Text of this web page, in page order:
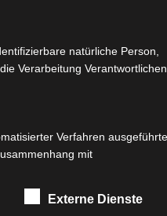
Mai
natürliche Person,
Verarbeitung Verantwortlichen
Verfahren ausgeführte
mit
Veränderung, das Auslesen,
durch Übermittlung, Verbreitung
Externe Dienste